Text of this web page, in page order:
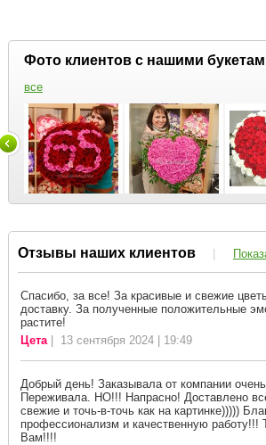
Фото клиентов с нашими
все
Отзывы наших клиентов |
Спасибо, за все! За красивые и свежие
доставку. За полученные положительные
растите!
Цета| 13 сентября 2024 | 19:49
Добрый день! Заказывала от компании
Переживала. НО!!! Напрасно! Доставлено
свежие и точь-в-точь как на картинке)))))
профессионализм и качественную работу!!!
Вам!!!!